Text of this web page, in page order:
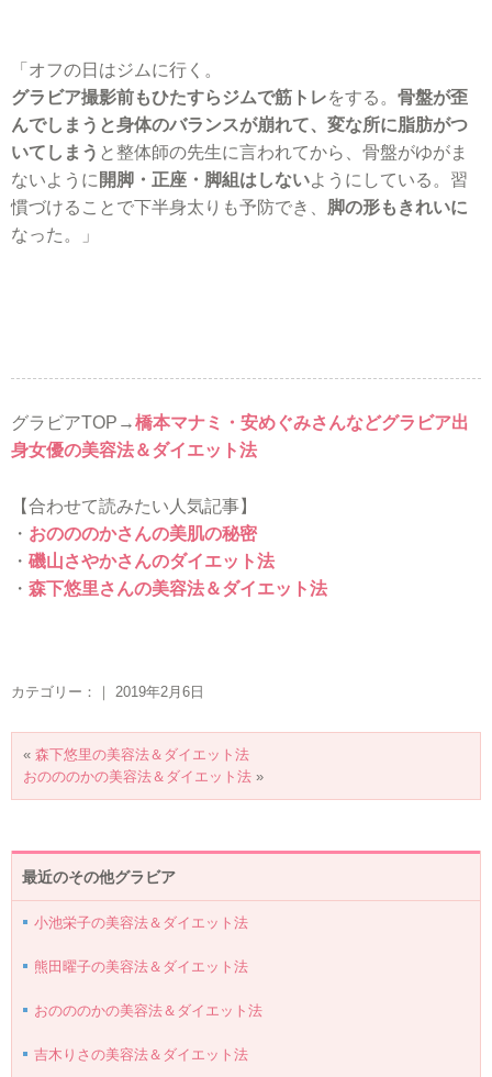
「オフの日はジムに行く。
グラビア撮影前もひたすらジムで筋トレをする。 骨盤が歪
んでしまうと身体のバランスが崩れて、変な所に脂肪がつ
いてしまう と整体師の先生に言われてから、骨盤がゆがま
ないように 開脚・正座・脚組はしないようにしている。習
慣づけることで下半身太りも予防でき、 脚の形もきれいに
なった。」
グラビアTOP→橋本マナミ・安めぐみさんなどグラビア出
身女優の美容法＆ダイエット法
【合わせて読みたい人気記事】
・ おのののかさんの美肌の秘密
・ 磯山さやかさんのダイエット法
・ 森下悠里さんの美容法＆ダイエット法
カテゴリー：｜ 2019年2月6日
« 森下悠里の美容法＆ダイエット法
おのののかの美容法＆ダイエット法 »
最近のその他グラビア
小池栄子の美容法＆ダイエット法
熊田曜子の美容法＆ダイエット法
おのののかの美容法＆ダイエット法
吉木りさの美容法＆ダイエット法